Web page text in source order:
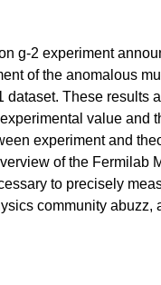
g-2 experiment
of the anomalous
dataset. These results
value and
experiment and
of the Fermilab
to precisely
community abuzz,